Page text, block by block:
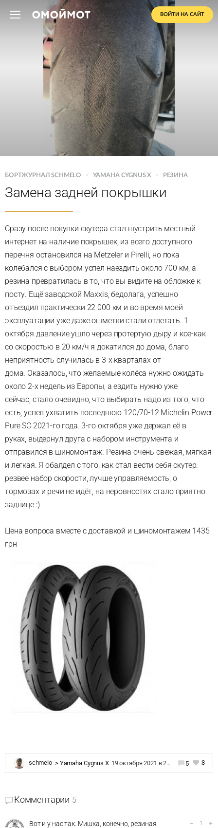
ВОЙТИ НА САЙТ
БОРТЖУРНАЛ SCHMELO > YAMAHA CYGNUS X > РЕЗИНА
Замена задней покрышки
Сразу после покупки скутера стал шустрить местный
интернет на наличие покрышек, из всего доступного
перечня остановился на Metzeler и Pirelli, но пока
колебался с выбором успел наездить около 700 км, а
резина превратилась в то, что вы видите на обложке к
посту. Ещё заводской Maxxis, бедолага, успешно
отъездил практически 22 000 км и во время моей
эксплуатации уже даже ошметки стали отлетать. 1
октября давление ушло через протертую дыру и кое-как
со скоростью в 20 км/ч я докатился до дома, благо
неприятность случилась в 3-х кварталах от
дома. Оказалось, что желаемые колёса нужно ожидать
около 2-х недель из Европы, а ездить нужно уже
сейчас, стало очевидно, что выбирать надо из того, что
есть, успел ухватить последнюю 120/70-12 Michelin Power
Pure SC 2021-го года. 3-го октября уже держал её в
руках, выдернул друга с набором инструмента и
отправился в шиномонтаж. Резина очень свежая, мягкая
и легкая. Я обалдел с того, как стал вести себя скутер:
резвее набор скорости, лучше управляемость, о
тормозах и речи не идёт, на неровностях стало приятно
заднице :)
Цена вопроса вместе с доставкой и шиномонтажем 1435
грн
schmelo > Yamaha Cygnus X 19 октября 2021 в 23:54 5 3
Комментарии 5
Вот и у нас так. Мишка, конечно, резиная
– 1 +